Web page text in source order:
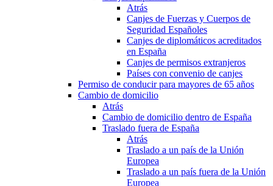
Atrás
Canjes de Fuerzas y Cuerpos de
Seguridad Españoles
Canjes de diplomáticos acreditados
en España
Canjes de permisos extranjeros
Países con convenio de canjes
Permiso de conducir para mayores de 65 años
Cambio de domicilio
Atrás
Cambio de domicilio dentro de España
Traslado fuera de España
Atrás
Traslado a un país de la Unión
Europea
Traslado a un país fuera de la Unión
Europea